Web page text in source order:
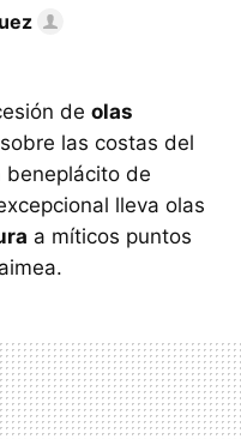
de olas
las costas del
beneplácito de
lleva olas
a míticos puntos